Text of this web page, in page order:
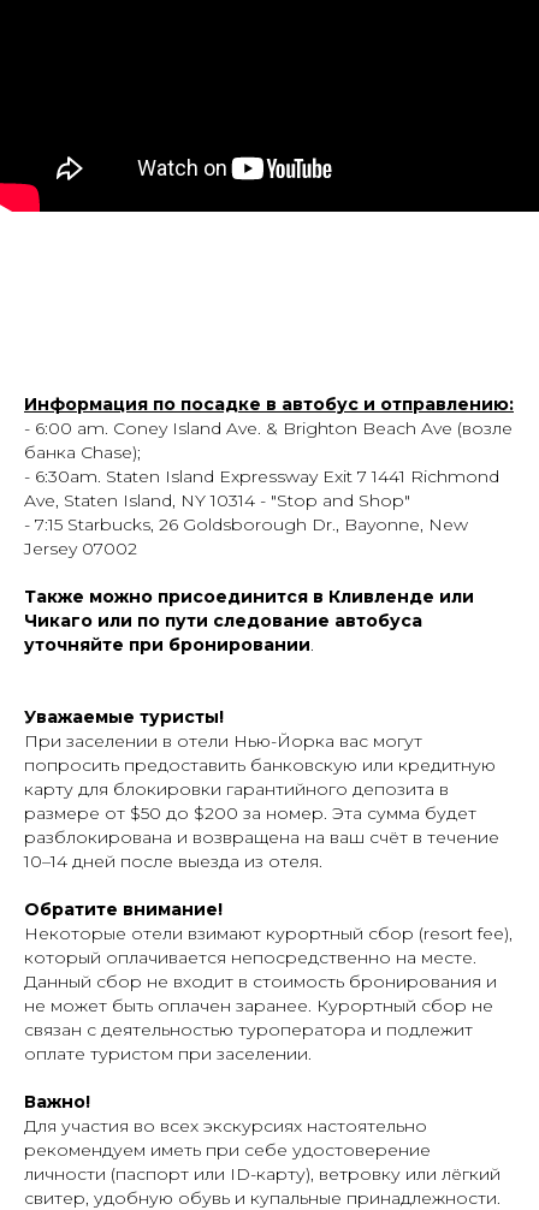
Информация по посадке в автобус и отправлению:
- 6:00 am. Coney Island Ave. & Brighton Beach Ave (возле
банка Chase);
- 6:30am. Staten Island Expressway Exit 7 1441 Richmond
Ave, Staten Island, NY 10314 - "Stop and Shop"
- 7:15 Starbucks, 26 Goldsborough Dr., Bayonne, New
Jersey 07002
Также можно присоединится в Кливленде или
Чикаго или по пути следование автобуса
уточняйте при бронировании.
Уважаемые туристы!
При заселении в отели Нью-Йорка вас могут
попросить предоставить банковскую или кредитную
карту для блокировки гарантийного депозита в
размере от $50 до $200 за номер. Эта сумма будет
разблокирована и возвращена на ваш счёт в течение
10–14 дней после выезда из отеля.
Обратите внимание!
Некоторые отели взимают курортный сбор (resort fee),
который оплачивается непосредственно на месте.
Данный сбор не входит в стоимость бронирования и
не может быть оплачен заранее. Курортный сбор не
связан с деятельностью туроператора и подлежит
оплате туристом при заселении.
Важно!
Для участия во всех экскурсиях настоятельно
рекомендуем иметь при себе удостоверение
личности (паспорт или ID-карту), ветровку или лёгкий
свитер, удобную обувь и купальные принадлежности.